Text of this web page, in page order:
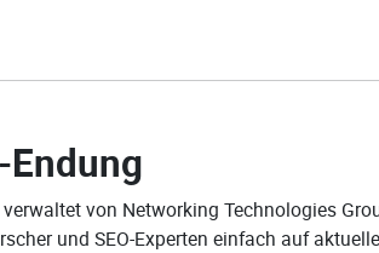
von Networking Technologies
und SEO-Experten einfach auf